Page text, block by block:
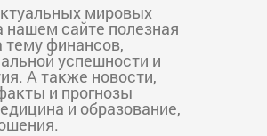
мировых
нашем сайте полезная
финансов,
успешности и
А также новости,
и прогнозы
и образование,